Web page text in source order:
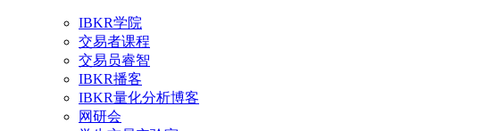
IBKR学院
交易者课程
交易员睿智
IBKR播客
IBKR量化分析博客
网研会